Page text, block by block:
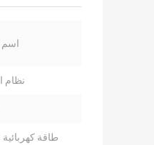
اسم
نظام
طاقة